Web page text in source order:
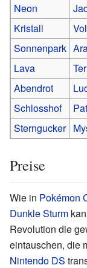
Neon
Kristall
Sonnenpark
Lava
Abendrot
Schlosshof
Sterngucker
Preise
Wie in Pokémon
Dunkle Sturm
Revolution die
eintauschen, die
Nintendo DS